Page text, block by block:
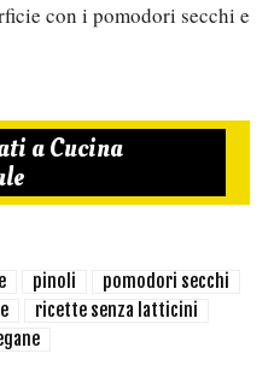
con i pomodori secchi e
a Cucina
pinoli
pomodori secchi
ricette senza latticini